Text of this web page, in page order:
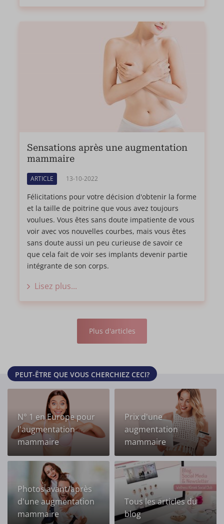
Sensations après une augmentation
mammaire
ARTICLE 13-10-2022
Félicitations pour votre décision d'obtenir la forme
et la taille de poitrine que vous avez toujours
voulues. Vous êtes sans doute impatiente de vous
voir avec vos nouvelles courbes, mais vous êtes
sans doute aussi un peu curieuse de savoir ce
que cela fait de voir ses implants devenir partie
intégrante de son corps.
Lisez plus...
Plus d'articles
PEUT-ÊTRE QUE VOUS CHERCHIEZ CECI?
N° 1 en Europe pour
l'augmentation
mammaire
Prix d'une
augmentation
mammaire
Photos avant/après
d'une augmentation
mammaire
Tous les articles du
blog